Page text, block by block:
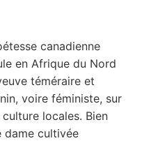
canadienne
en Afrique du Nord
téméraire et
voire féministe, sur
locales. Bien
dame cultivée